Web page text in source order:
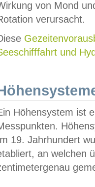
von Mond
verursacht.
und
Höhensystem ist
19. Jahrhundert
an welchen